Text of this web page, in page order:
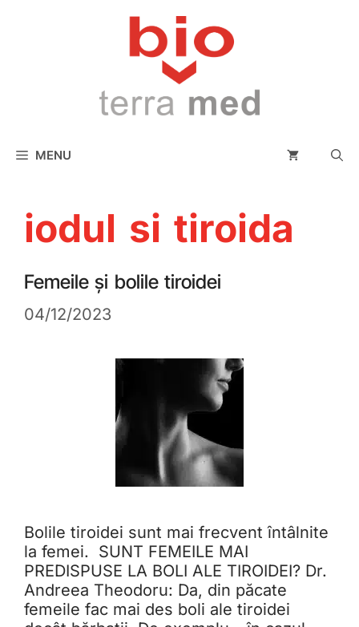
MENU
iodul si tiroida
Femeile și bolile tiroidei
04/12/2023
Bolile tiroidei sunt mai frecvent întâlnite
la femei. SUNT FEMEILE MAI
PREDISPUSE LA BOLI ALE TIROIDEI? Dr.
Andreea Theodoru: Da, din păcate
femeile fac mai des boli ale tiroidei